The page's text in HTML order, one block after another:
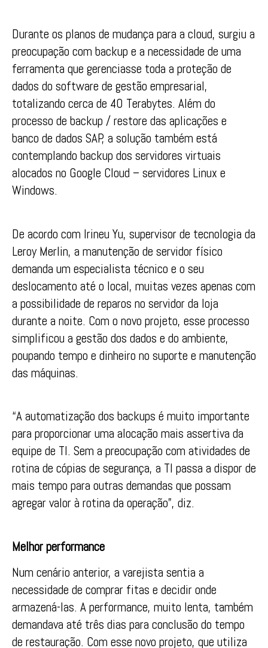
Durante os planos de mudança para a cloud, surgiu a
preocupação com backup e a necessidade de uma
ferramenta que gerenciasse toda a proteção de
dados do software de gestão empresarial,
totalizando cerca de 40 Terabytes. Além do
processo de backup / restore das aplicações e
banco de dados SAP, a solução também está
contemplando backup dos servidores virtuais
alocados no Google Cloud – servidores Linux e
Windows.
De acordo com Irineu Yu, supervisor de tecnologia da
Leroy Merlin, a manutenção de servidor físico
demanda um especialista técnico e o seu
deslocamento até o local, muitas vezes apenas com
a possibilidade de reparos no servidor da loja
durante a noite. Com o novo projeto, esse processo
simplificou a gestão dos dados e do ambiente,
poupando tempo e dinheiro no suporte e manutenção
das máquinas.
“A automatização dos backups é muito importante
para proporcionar uma alocação mais assertiva da
equipe de TI. Sem a preocupação com atividades de
rotina de cópias de segurança, a TI passa a dispor de
mais tempo para outras demandas que possam
agregar valor à rotina da operação”, diz.
Melhor performance
Num cenário anterior, a varejista sentia a
necessidade de comprar fitas e decidir onde
armazená-las. A performance, muito lenta, também
demandava até três dias para conclusão do tempo
de restauração. Com esse novo projeto, que utiliza